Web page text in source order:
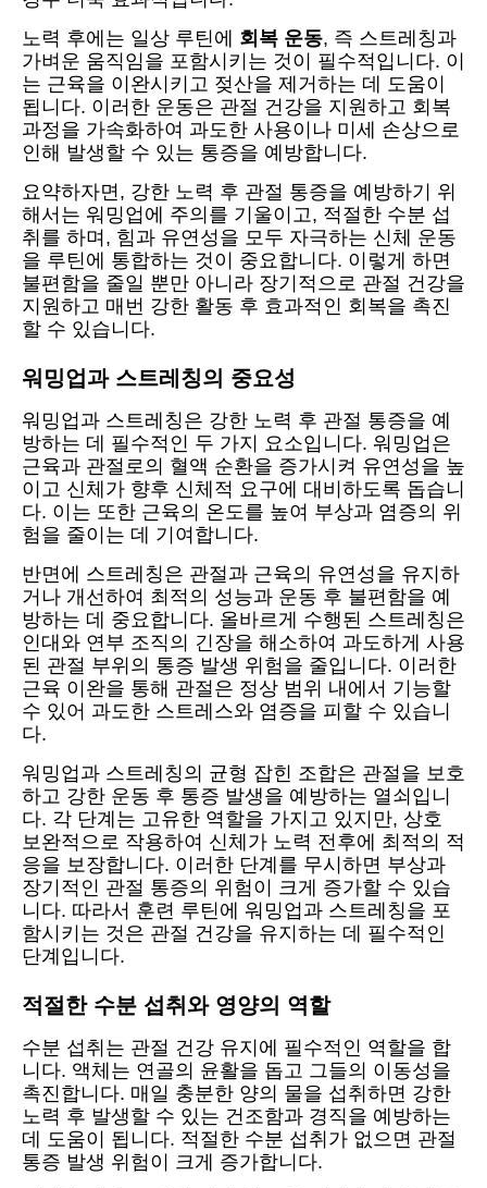
노력 후에는 일상 루틴에 회복 운동, 즉 스트레칭과
가벼운 움직임을 포함시키는 것이 필수적입니다. 이
는 근육을 이완시키고 젖산을 제거하는 데 도움이
됩니다. 이러한 운동은 관절 건강을 지원하고 회복
과정을 가속화하여 과도한 사용이나 미세 손상으로
인해 발생할 수 있는 통증을 예방합니다.
요약하자면, 강한 노력 후 관절 통증을 예방하기 위
해서는 워밍업에 주의를 기울이고, 적절한 수분 섭
취를 하며, 힘과 유연성을 모두 자극하는 신체 운동
을 루틴에 통합하는 것이 중요합니다. 이렇게 하면
불편함을 줄일 뿐만 아니라 장기적으로 관절 건강을
지원하고 매번 강한 활동 후 효과적인 회복을 촉진
할 수 있습니다.
워밍업과 스트레칭의 중요성
워밍업과 스트레칭은 강한 노력 후 관절 통증을 예
방하는 데 필수적인 두 가지 요소입니다. 워밍업은
근육과 관절로의 혈액 순환을 증가시켜 유연성을 높
이고 신체가 향후 신체적 요구에 대비하도록 돕습니
다. 이는 또한 근육의 온도를 높여 부상과 염증의 위
험을 줄이는 데 기여합니다.
반면에 스트레칭은 관절과 근육의 유연성을 유지하
거나 개선하여 최적의 성능과 운동 후 불편함을 예
방하는 데 중요합니다. 올바르게 수행된 스트레칭은
인대와 연부 조직의 긴장을 해소하여 과도하게 사용
된 관절 부위의 통증 발생 위험을 줄입니다. 이러한
근육 이완을 통해 관절은 정상 범위 내에서 기능할
수 있어 과도한 스트레스와 염증을 피할 수 있습니
다.
워밍업과 스트레칭의 균형 잡힌 조합은 관절을 보호
하고 강한 운동 후 통증 발생을 예방하는 열쇠입니
다. 각 단계는 고유한 역할을 가지고 있지만, 상호
보완적으로 작용하여 신체가 노력 전후에 최적의 적
응을 보장합니다. 이러한 단계를 무시하면 부상과
장기적인 관절 통증의 위험이 크게 증가할 수 있습
니다. 따라서 훈련 루틴에 워밍업과 스트레칭을 포
함시키는 것은 관절 건강을 유지하는 데 필수적인
단계입니다.
적절한 수분 섭취와 영양의 역할
수분 섭취는 관절 건강 유지에 필수적인 역할을 합
니다. 액체는 연골의 윤활을 돕고 그들의 이동성을
촉진합니다. 매일 충분한 양의 물을 섭취하면 강한
노력 후 발생할 수 있는 건조함과 경직을 예방하는
데 도움이 됩니다. 적절한 수분 섭취가 없으면 관절
통증 발생 위험이 크게 증가합니다.